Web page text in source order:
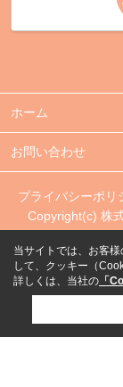
ホーム
お問い合わせ
プライバシーポリ
Copyright(c) 株
当サイトでは、お客
して、クッキー（
詳しくは、当社の 「